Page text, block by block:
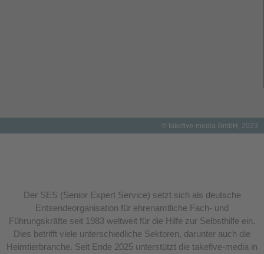
© takefive-media GmbH, 2023
Der SES (Senior Expert Service) setzt sich als deutsche
Entsendeorganisation für ehrenamtliche Fach- und
Führungskräfte seit 1983 weltweit für die Hilfe zur Selbsthilfe ein.
Dies betrifft viele unterschiedliche Sektoren, darunter auch die
Heimtierbranche. Seit Ende 2025 unterstützt die takefive-media in